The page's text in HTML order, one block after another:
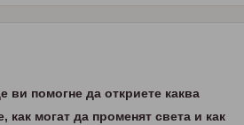
ви помогне да откриете каква
как могат да променят света и как